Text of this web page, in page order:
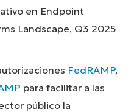
en Endpoint
Landscape, Q3 2025
FedRAMP,
para facilitar a las
público la